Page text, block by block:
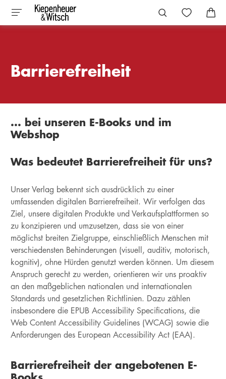
Barrierefreiheit
... bei unseren E-Books und im
Webshop
Was bedeutet Barrierefreiheit für uns?
Unser Verlag bekennt sich ausdrücklich zu einer
umfassenden digitalen Barrierefreiheit. Wir verfolgen das
Ziel, unsere digitalen Produkte und Verkaufsplattformen so
zu konzipieren und umzusetzen, dass sie von einer
möglichst breiten Zielgruppe, einschließlich Menschen mit
verschiedensten Behinderungen (visuell, auditiv, motorisch,
kognitiv), ohne Hürden genutzt werden können. Um diesem
Anspruch gerecht zu werden, orientieren wir uns proaktiv
an den maßgeblichen nationalen und internationalen
Standards und gesetzlichen Richtlinien. Dazu zählen
insbesondere die EPUB Accessibility Specifications, die
Web Content Accessibility Guidelines (WCAG) sowie die
Anforderungen des European Accessibility Act (EAA).
Barrierefreiheit der angebotenen E-